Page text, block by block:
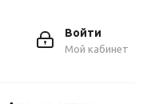
Войти
Мой кабинет